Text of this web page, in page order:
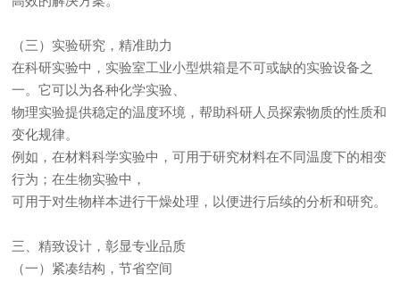
（三）实验研究，精准助力
在科研实验中，实验室工业小型烘箱是不可或缺的实验设备之
一。它可以为各种化学实验、
物理实验提供稳定的温度环境，帮助科研人员探索物质的性质和
变化规律。
例如，在材料科学实验中，可用于研究材料在不同温度下的相变
行为；在生物实验中，
可用于对生物样本进行干燥处理，以便进行后续的分析和研究。
三、精致设计，彰显专业品质
（一）紧凑结构，节省空间